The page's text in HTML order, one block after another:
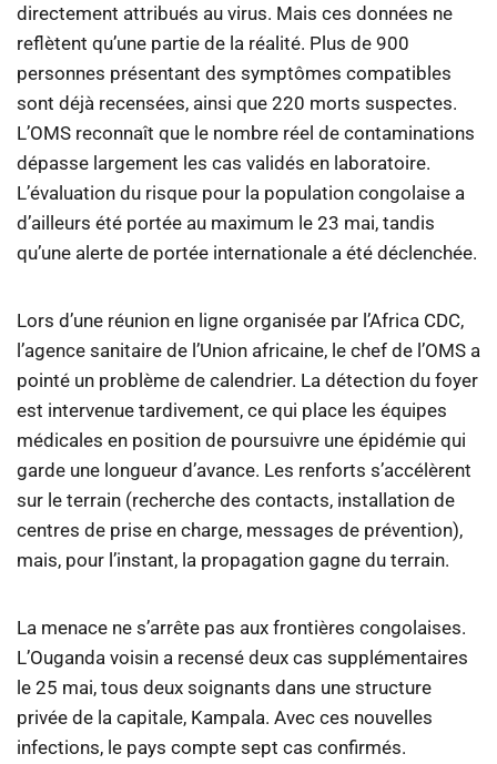
directement attribués au virus. Mais ces données ne
reflètent qu’une partie de la réalité. Plus de 900
personnes présentant des symptômes compatibles
sont déjà recensées, ainsi que 220 morts suspectes.
L’OMS reconnaît que le nombre réel de contaminations
dépasse largement les cas validés en laboratoire.
L’évaluation du risque pour la population congolaise a
d’ailleurs été portée au maximum le 23 mai, tandis
qu’une alerte de portée internationale a été déclenchée.
Lors d’une réunion en ligne organisée par l’Africa CDC,
l’agence sanitaire de l’Union africaine, le chef de l’OMS a
pointé un problème de calendrier. La détection du foyer
est intervenue tardivement, ce qui place les équipes
médicales en position de poursuivre une épidémie qui
garde une longueur d’avance. Les renforts s’accélèrent
sur le terrain (recherche des contacts, installation de
centres de prise en charge, messages de prévention),
mais, pour l’instant, la propagation gagne du terrain.
La menace ne s’arrête pas aux frontières congolaises.
L’Ouganda voisin a recensé deux cas supplémentaires
le 25 mai, tous deux soignants dans une structure
privée de la capitale, Kampala. Avec ces nouvelles
infections, le pays compte sept cas confirmés.